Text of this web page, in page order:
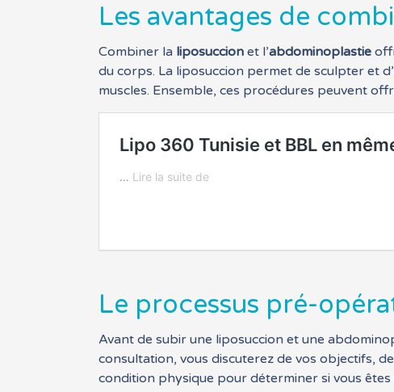
Les avantages de
Combiner la liposuccion et l’abdominoplastie
du corps. La liposuccion permet de sculpter et
muscles. Ensemble, ces procédures peuvent
Le processus pré-
Avant de subir une liposuccion et une
consultation, vous discuterez de vos objectifs,
condition physique pour déterminer si vous